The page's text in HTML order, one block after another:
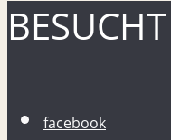
facebook